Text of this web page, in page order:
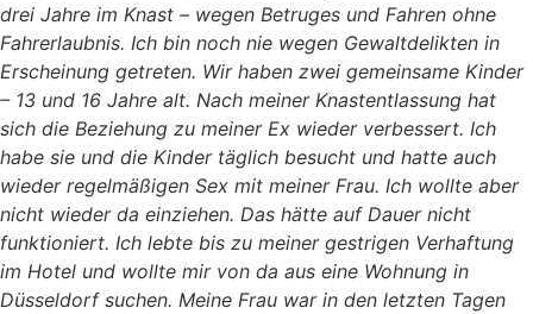
drei Jahre im Knast – wegen Betruges und Fahren ohne
Fahrerlaubnis. Ich bin noch nie wegen Gewaltdelikten in
Erscheinung getreten. Wir haben zwei gemeinsame Kinder
– 13 und 16 Jahre alt. Nach meiner Knastentlassung hat
sich die Beziehung zu meiner Ex wieder verbessert. Ich
habe sie und die Kinder täglich besucht und hatte auch
wieder regelmäßigen Sex mit meiner Frau. Ich wollte aber
nicht wieder da einziehen. Das hätte auf Dauer nicht
funktioniert. Ich lebte bis zu meiner gestrigen Verhaftung
im Hotel und wollte mir von da aus eine Wohnung in
Düsseldorf suchen. Meine Frau war in den letzten Tagen